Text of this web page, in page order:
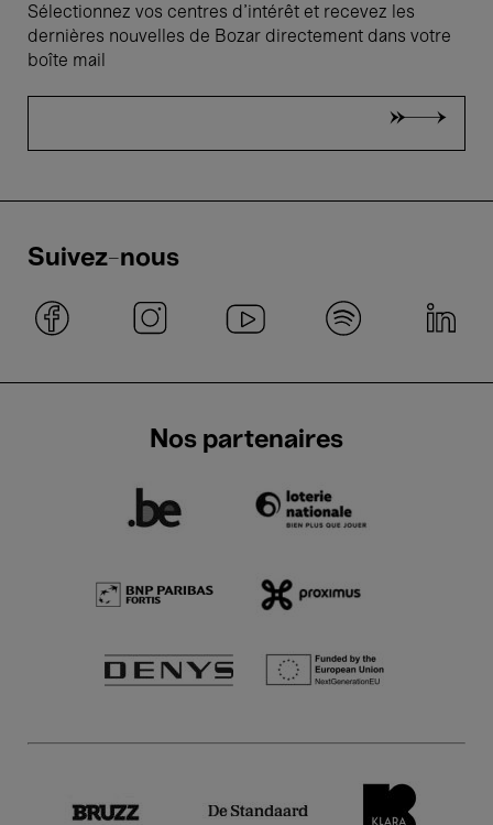
Sélectionnez vos centres d'intérêt et recevez les
dernières nouvelles de Bozar directement dans votre
boîte mail
Suivez-nous
Nos partenaires